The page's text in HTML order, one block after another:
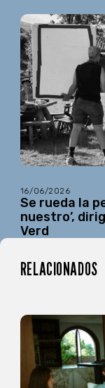
16/06/2026
Se rueda la
nuestro’,
Verd
RELACIONADOS